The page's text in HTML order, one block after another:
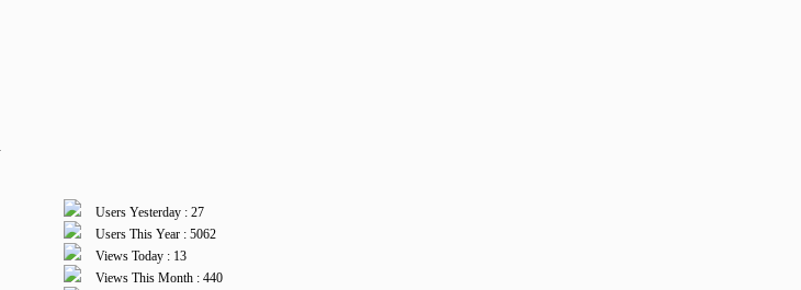
Users Yesterday : 27
Users This Year : 5062
Views Today : 13
Views This Month : 440